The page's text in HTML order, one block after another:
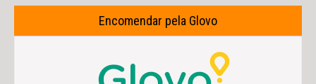
Encomendar pela Glovo